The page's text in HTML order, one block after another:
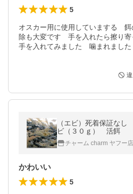
5
オスカー用に使用していまする　
除も大変です　手を入れたら擦り
手を入れてみました　噛まれました
（エビ）死着保証な
ビ（３０ｇ） 活餌
チャーム charm ヤフー店
かわいい
5